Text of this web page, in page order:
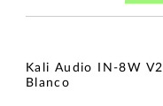
Añadir a wishlist
Kali Audio IN-8W V2
Blanco